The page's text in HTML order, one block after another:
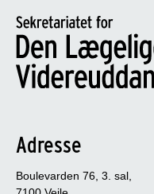
Adresse
Boulevarden 76, 3. sal,